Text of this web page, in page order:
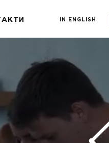
IN ENGLISH